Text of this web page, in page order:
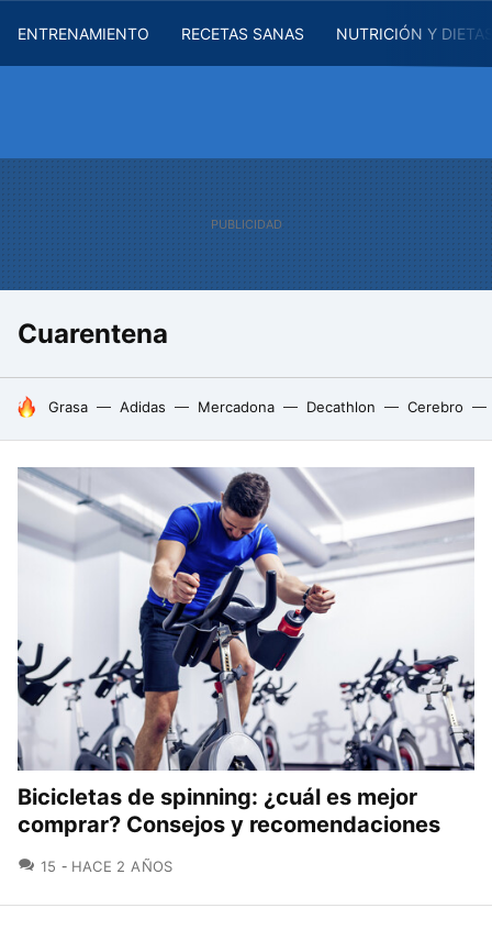
ENTRENAMIENTO RECETAS SANAS NUTRICIÓN Y
Cuarentena
HOY SE HABLA DE
Grasa Adidas Mercadona Decathlon Cerebro
Bicicletas de spinning: ¿cuál es mejor
comprar? Consejos y recomendaciones
15 COMENTARIOS
HACE 2 AÑOS